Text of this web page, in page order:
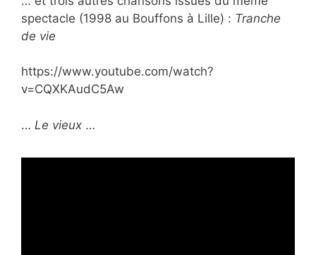
spectacle (1998 au Bouffons à Lille) : Tranche
de vie
https://www.youtube.com/watch?
v=CQXKAudC5Aw
… Le vieux …